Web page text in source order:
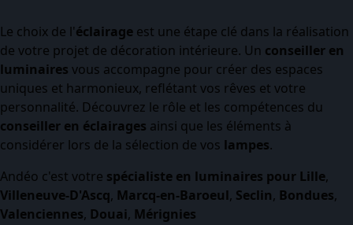
Le choix de l'éclairage est une étape clé dans la réalisation
de votre projet de décoration intérieure. Un conseiller en
luminaires vous accompagne pour créer des espaces
uniques et harmonieux, reflétant vos rêves et votre
personnalité. Découvrez le rôle et les compétences du
conseiller en éclairages ainsi que les éléments à
considérer lors de la sélection de vos lampes.
Andéo c'est votre spécialiste en luminaires pour Lille,
Villeneuve-D'Ascq, Marcq-en-Baroeul, Seclin, Bondues,
Valenciennes, Douai, Mérignies